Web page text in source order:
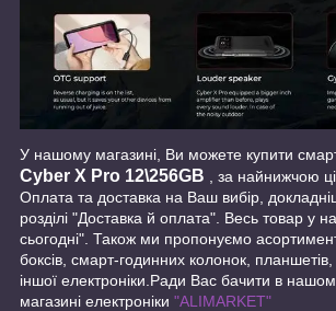
У нашому магазині, Ви можете купити
Cyber X Pro 12\256GB , за найнижчою
Оплата та доставка на Ваш вибір,
розділі "Доставка й оплата". Весь товар у
сьогодні". Також ми пропонуємо
боксів, смарт-годинних колонок, планшетів,
іншої електроніки.Ради Вас бачити в
магазині електроніки "ALIMARKET"